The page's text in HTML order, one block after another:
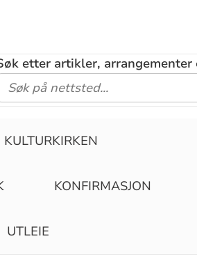
etter artikler, arrangementer
KULTURKIRKEN
KONFIRMASJON
UTLEIE